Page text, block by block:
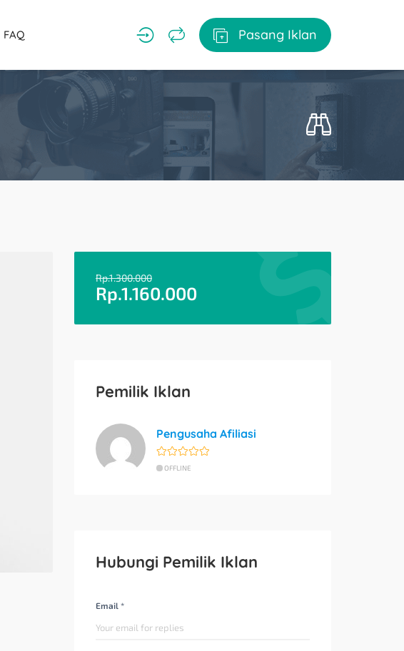
FAQ Pasang Iklan
Rp.1.300.000
Rp.1.160.000
Pemilik Iklan
Pengusaha Afiliasi
OFFLINE
Hubungi Pemilik Iklan
Email *